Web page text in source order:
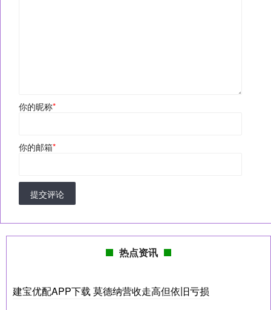
你的昵称*
你的邮箱*
提交评论
热点资讯
建宝优配APP下载 莫德纳营收走高但依旧亏损